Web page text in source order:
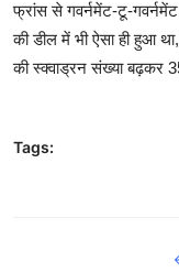
फ्रांस से गवर्नमेंट-टू-गवर्नमेंट
की डील में भी ऐसा ही हुआ
की स्क्वाड्रन संख्या बढ़कर
Tags: